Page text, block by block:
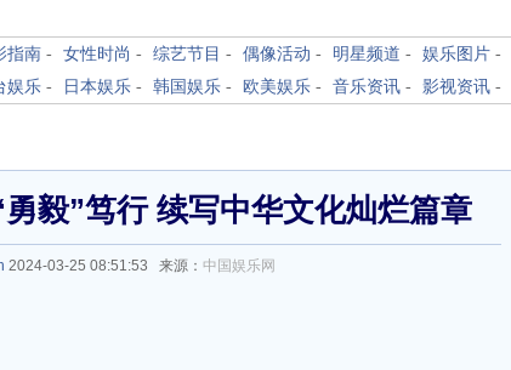
指南 - 女性时尚 - 综艺节目 - 偶像活动 - 明星频道 - 娱乐图片 -
娱乐 - 日本娱乐 - 韩国娱乐 - 欧美娱乐 - 音乐资讯 - 影视资讯 -
勇毅”笃行 续写中华文化灿烂篇章
2024-03-25 08:51:53 来源： 中国娱乐网